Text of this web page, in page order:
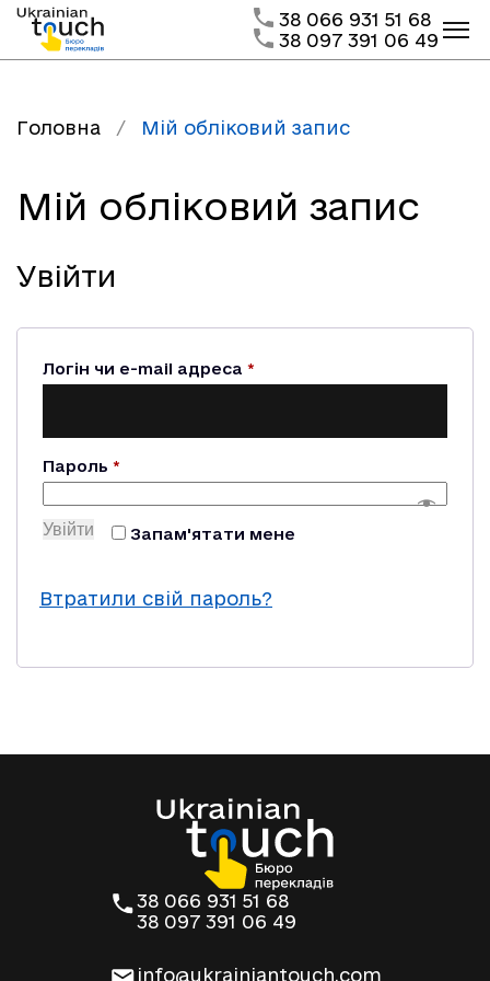
38 066 931 51 68
38 097 391 06 49
Головна / Мій обліковий запис
Мій обліковий запис
Увійти
Логін чи e-mail адреса *
Пароль *
Запам'ятати мене
Увійти
Втратили свій пароль?
38 066 931 51 68
38 097 391 06 49
info@ukrainiantouch.com